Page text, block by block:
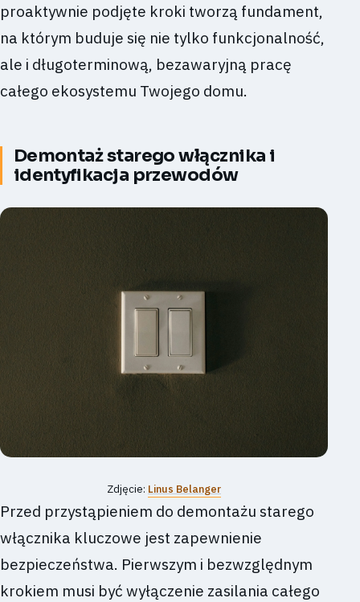
proaktywnie podjęte kroki tworzą fundament,
na którym buduje się nie tylko funkcjonalność,
ale i długoterminową, bezawaryjną pracę
całego ekosystemu Twojego domu.
Demontaż starego włącznika i
identyfikacja przewodów
Zdjęcie: Linus Belanger
Przed przystąpieniem do demontażu starego
włącznika kluczowe jest zapewnienie
bezpieczeństwa. Pierwszym i bezwzględnym
krokiem musi być wyłączenie zasilania całego